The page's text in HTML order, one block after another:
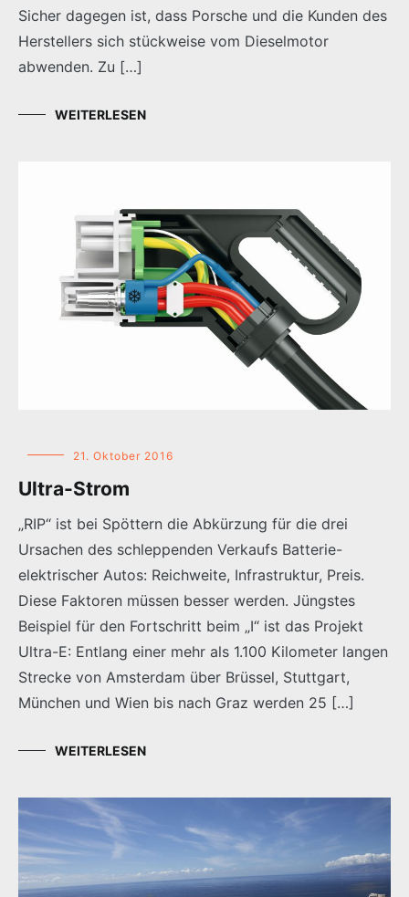
Sicher dagegen ist, dass Porsche und die Kunden des
Herstellers sich stückweise vom Dieselmotor
abwenden. Zu […]
WEITERLESEN
21. Oktober 2016
Ultra-Strom
„RIP“ ist bei Spöttern die Abkürzung für die drei
Ursachen des schleppenden Verkaufs Batterie-
elektrischer Autos: Reichweite, Infrastruktur, Preis.
Diese Faktoren müssen besser werden. Jüngstes
Beispiel für den Fortschritt beim „I“ ist das Projekt
Ultra-E: Entlang einer mehr als 1.100 Kilometer langen
Strecke von Amsterdam über Brüssel, Stuttgart,
München und Wien bis nach Graz werden 25 […]
WEITERLESEN